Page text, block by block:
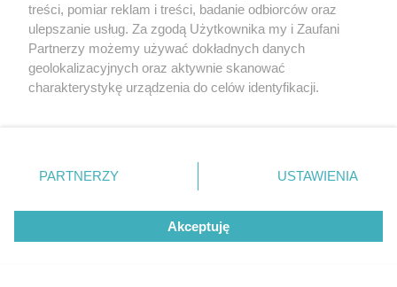
Tak zwiększysz
wchłanianie żelaza z
diety. Te połączenia
produktów
pomagają przy
anemii
Prostsze plecy i
mniej bólu w 6
tygodni. Te
ćwiczenia
pomagają
Skóra swędzi tylko
wieczorem? Ten
sygnał może
chorobę, która długo
POLECA
treści, pomiar reklam i treści, badanie odbiorców oraz
ulepszanie usług. Za zgodą Użytkownika my i Zaufani
Partnerzy możemy używać dokładnych danych
geolokalizacyjnych oraz aktywnie skanować
charakterystykę urządzenia do celów identyfikacji.
zmienić/wycofać klikając przycisk ustawień prywatności
znajdujący się w lewym dolnym rogu strony
rodzaje przetwarzania danych nie wymagają zgody
użytkownika, ale masz prawo sprzeciwić się takiemu
przetwarzaniu. Preferencje będą miały zastosowanie tylko
PARTNERZY USTAWIENIA
Akceptuję